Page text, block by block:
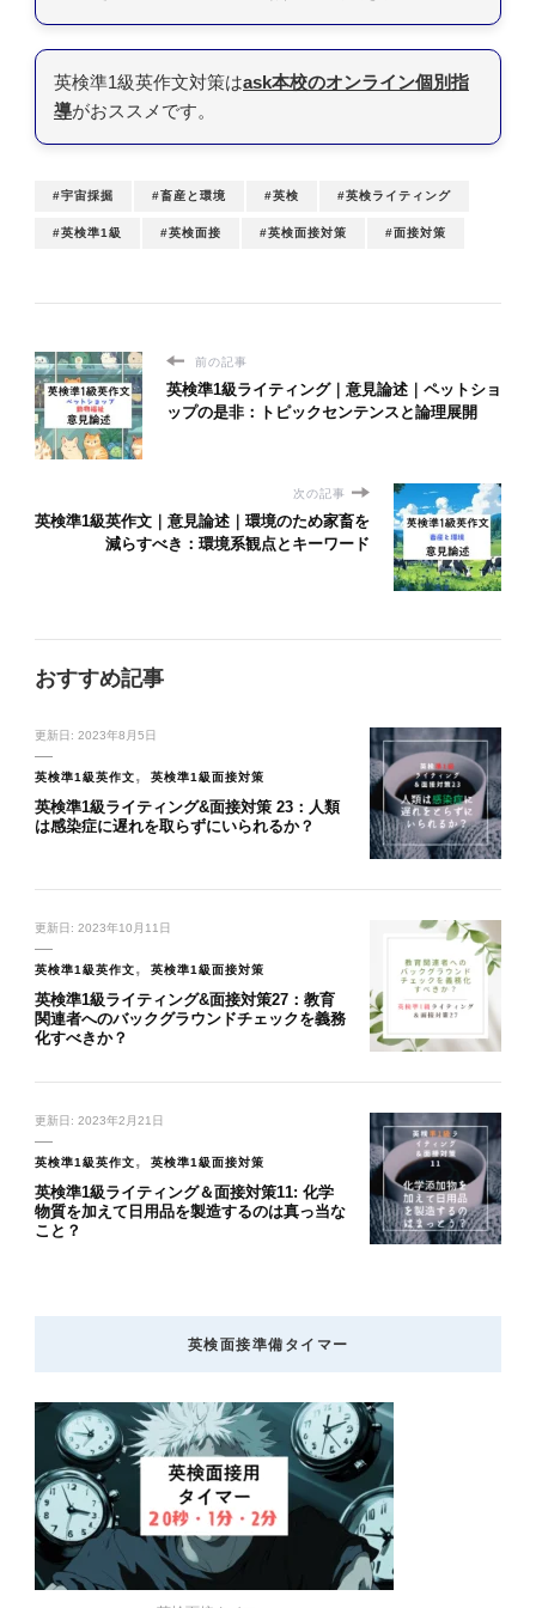
英検準1級英作文対策はask本校のオンライン個別指
導がおススメです。
#宇宙採掘 #畜産と環境 #英検 #英検ライティング
#英検準1級 #英検面接 #英検面接対策 #面接対策
前の記事
英検準1級ライティング｜意見論述｜ペットショ
ップの是非：トピックセンテンスと論理展開
次の記事
英検準1級英作文｜意見論述｜環境のため家畜を
減らすべき：環境系観点とキーワード
おすすめ記事
更新日: 2023年8月5日
英検準1級英作文 英検準1級面接対策
英検準1級ライティング&面接対策 23：人類
は感染症に遅れを取らずにいられるか？
更新日: 2023年10月11日
英検準1級英作文 英検準1級面接対策
英検準1級ライティング&面接対策27：教育
関連者へのバックグラウンドチェックを義務
化すべきか？
更新日: 2023年2月21日
英検準1級英作文 英検準1級面接対策
英検準1級ライティング＆面接対策11: 化学
物質を加えて日用品を製造するのは真っ当な
こと？
英検面接準備タイマー